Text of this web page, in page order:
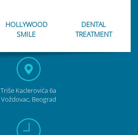
HOLLYWOOD
SMILE
DENTAL
TREATMENT
Triše Kaclerovića 6a
Voždovac, Beograd